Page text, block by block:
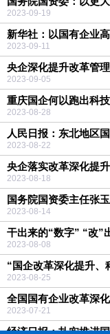
2023-09-19
新华社：以国有企业
2023-09-11
央企深化提升改革管
2023-09-05
重庆国企何以跑出科
2023-08-28
人民日报：东北地区
2023-08-22
央企落实改革深化提
2023-08-18
国务院国资委主任张
2023-08-14
干出来的“数字” “改
2023-08-08
“国企改革深化提升、
务”专题培训班
2023-08-25
全国国有企业改革深
开
2023-07-21